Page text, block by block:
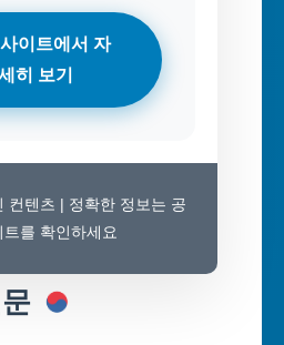
이트에서 자
히 보기
컨텐츠 | 정확한 정보는 공
트를 확인하세요